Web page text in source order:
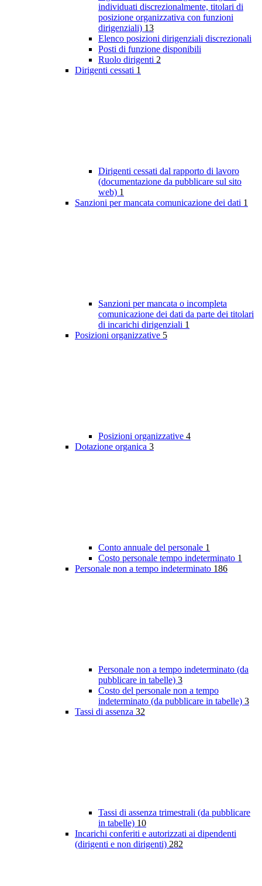
individuati discrezionalmente, titolari di
posizione organizzativa con funzioni
dirigenziali) 13
Elenco posizioni dirigenziali discrezionali
Posti di funzione disponibili
Ruolo dirigenti 2
Dirigenti cessati 1
Dirigenti cessati dal rapporto di lavoro
(documentazione da pubblicare sul sito
web) 1
Sanzioni per mancata comunicazione dei dati 1
Sanzioni per mancata o incompleta
comunicazione dei dati da parte dei titolari
di incarichi dirigenziali 1
Posizioni organizzative 5
Posizioni organizzative 4
Dotazione organica 3
Conto annuale del personale 1
Costo personale tempo indeterminato 1
Personale non a tempo indeterminato 186
Personale non a tempo indeterminato (da
pubblicare in tabelle) 3
Costo del personale non a tempo
indeterminato (da pubblicare in tabelle) 3
Tassi di assenza 32
Tassi di assenza trimestrali (da pubblicare
in tabelle) 10
Incarichi conferiti e autorizzati ai dipendenti
(dirigenti e non dirigenti) 282